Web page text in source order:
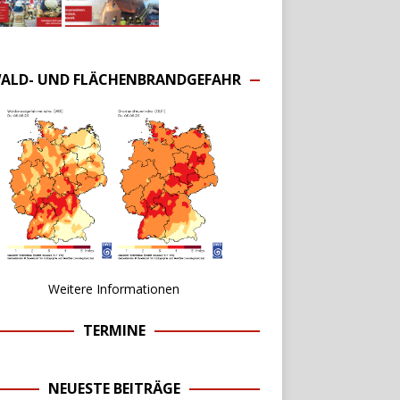
UND FLÄCHENBRANDGEFAHR
Weitere Informationen
TERMINE
NEUESTE BEITRÄGE